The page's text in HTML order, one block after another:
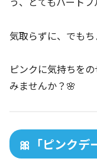
気取らずに、でもち
ピンクに気持ちを
みませんか？🌸
🎀「ピンクデ